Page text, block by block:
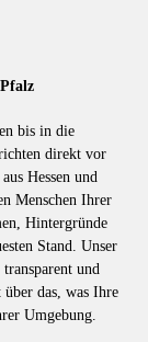
bis in die
direkt vor
Hessen und
Menschen Ihrer
Hintergründe
Stand. Unser
und
das, was Ihre
Umgebung.